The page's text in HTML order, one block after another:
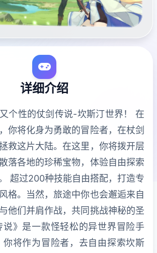
详细介绍
个性的仗剑传说-坎斯汀世界！ 在
你将化身为勇敢的冒险者，在杖剑
救这片大陆。在这里，你将拨开层
落各地的珍稀宝物，体验自由探索
超过200种技能自由搭配，打造专
格。当然，旅途中你也会邂逅来自
他们并肩作战，共同挑战神秘的圣
说》是一款怪轻松的异世界冒险手
你将作为冒险者，去自由探索坎斯